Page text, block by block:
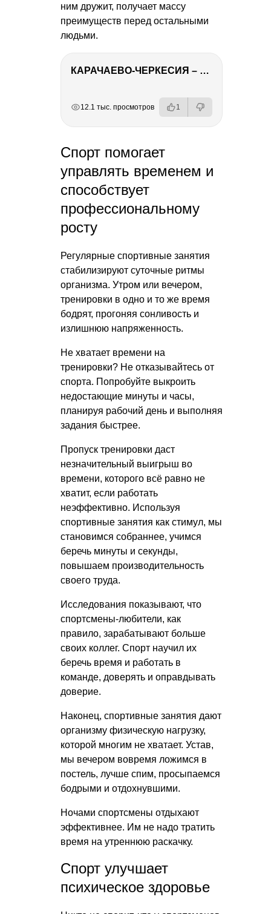
ним дружит, получает массу
преимуществ перед остальными
людьми.
КАРАЧАЕВО-ЧЕРКЕСИЯ – ПУТЕШЕСТВИЕ НА КАВКАЗ часть 2
12.1 тыс. просмотров 1
Спорт помогает
управлять временем и
способствует
профессиональному
росту
Регулярные спортивные занятия
стабилизируют суточные ритмы
организма. Утром или вечером,
тренировки в одно и то же время
бодрят, прогоняя сонливость и
излишнюю напряженность.
Не хватает времени на
тренировки? Не отказывайтесь от
спорта. Попробуйте выкроить
недостающие минуты и часы,
планируя рабочий день и выполняя
задания быстрее.
Пропуск тренировки даст
незначительный выигрыш во
времени, которого всё равно не
хватит, если работать
неэффективно. Используя
спортивные занятия как стимул, мы
становимся собраннее, учимся
беречь минуты и секунды,
повышаем производительность
своего труда.
Исследования показывают, что
спортсмены-любители, как
правило, зарабатывают больше
своих коллег. Спорт научил их
беречь время и работать в
команде, доверять и оправдывать
доверие.
Наконец, спортивные занятия дают
организму физическую нагрузку,
которой многим не хватает. Устав,
мы вечером вовремя ложимся в
постель, лучше спим, просыпаемся
бодрыми и отдохнувшими.
Ночами спортсмены отдыхают
эффективнее. Им не надо тратить
время на утреннюю раскачку.
Спорт улучшает
психическое здоровье